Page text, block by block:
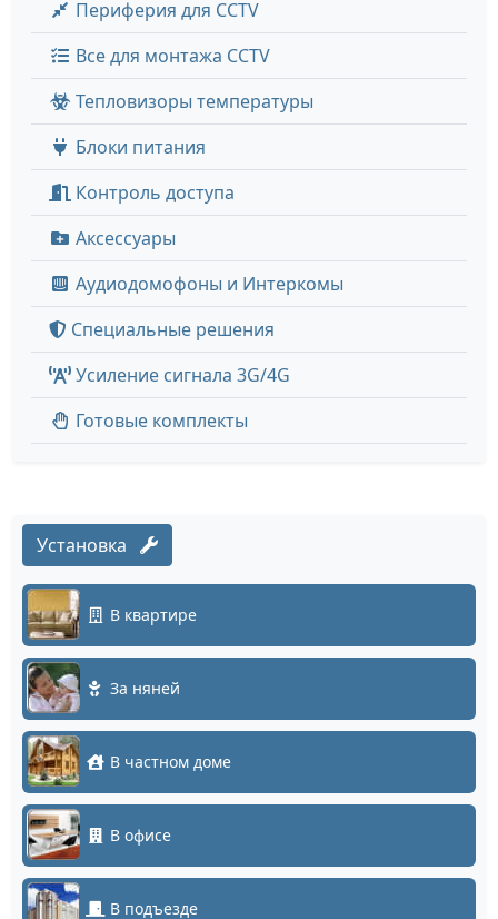
Периферия для CCTV
Все для монтажа CCTV
Тепловизоры температуры
Блоки питания
Контроль доступа
Аксессуары
Аудиодомофоны и Интеркомы
Специальные решения
Усиление сигнала 3G/4G
Готовые комплекты
Установка
В квартире
За няней
В частном доме
В офисе
В подъезде